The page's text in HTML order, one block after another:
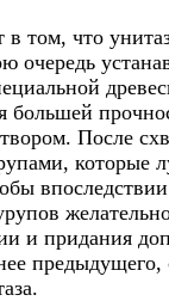
в том, что
очередь
большей
После
которые
и придания